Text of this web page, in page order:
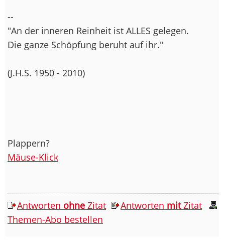
--
"An der inneren Reinheit ist ALLES gelegen.
Die ganze Schöpfung beruht auf ihr."
(J.H.S. 1950 - 2010)
Plappern?
Mäuse-Klick
Antworten ohne Zitat Antworten mitZitat
Themen-Abo bestellen